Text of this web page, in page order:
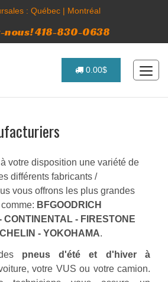
: Québec| Montréal
nous! 418-830-0638
0.00$
votre disposition une variété de
différents fabricants /
vous offrons les plus grandes
BFGOODRICH
CONTINENTAL - FIRESTONE
- YOKOHAMA.
pneus d'été et d'hiver à
votre VUS ou votre camion.